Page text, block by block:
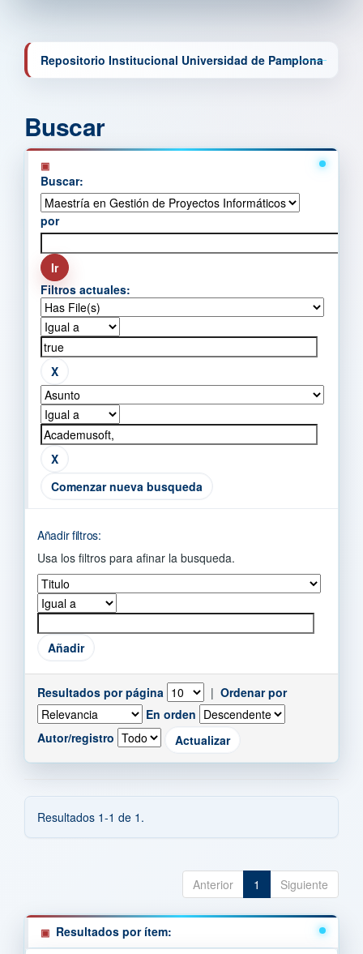
Repositorio Institucional Universidad de Pamplona
Buscar
Buscar:
por
Filtros actuales:
Comenzar nueva busqueda
Añadir filtros:
Usa los filtros para afinar la busqueda.
Resultados por página | Ordenar por
En orden
Autor/registro
Resultados 1-1 de 1.
Anterior 1 Siguiente
Resultados por ítem: